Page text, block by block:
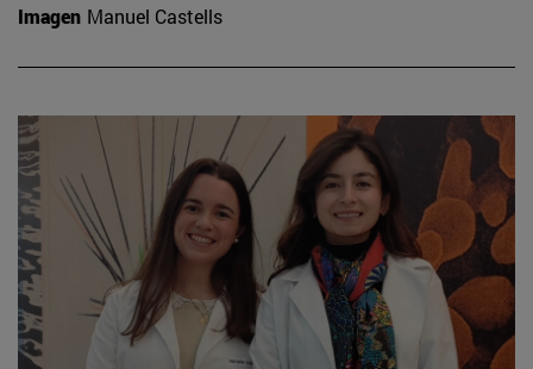
Imagen Manuel Castells